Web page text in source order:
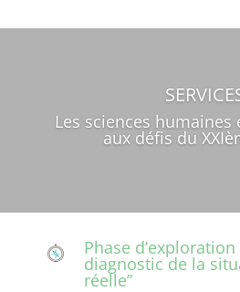
Les sciences humaines
aux défis du
Phase d’exploration
diagnostic de la
réelle”